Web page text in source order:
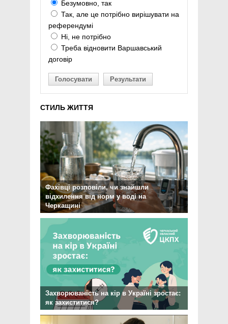
Безумовно, так
Так, але це потрібно вирішувати на
референдумі
Ні, не потрібно
Треба відновити Варшавський
договір
Голосувати Результати
СТИЛЬ ЖИТТЯ
Фахівці розповіли, чи знайшли
відхилення від норм у воді на
Черкащині
Захворюваність на кір в Україні зростає:
як захиститися?